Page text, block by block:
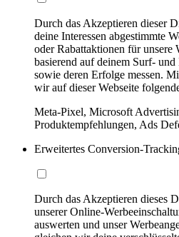
Durch das Akzeptieren dieser
deine Interessen abgestimmte
oder Rabattaktionen für unsere
basierend auf deinem Surf-
sowie deren Erfolge messen.
wir auf dieser Webseite
Meta-Pixel, Microsoft
Produktempfehlungen, Ads
Erweitertes Conversion-
Durch das Akzeptieren dieses
unserer Online-
auswerten und unser